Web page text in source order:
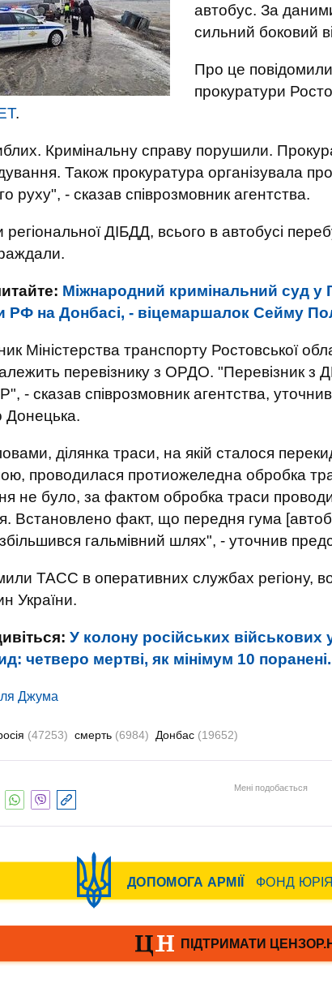
автобус. За
сильний боковий
Про це повідомили
прокуратури
.
Кримінальну справу порушили.
Також прокуратура організувала
руху", - сказав співрозмовник агентства.
ДІБДД, всього в автобусі
Міжнародний кримінальний суд у
РФ на Донбасі, - віцемаршалок Сейму
Міністерства транспорту Ростовської
перевізнику з ОРДО. "Перевізник з
- сказав співрозмовник агентства,
Донецька.
ділянка траси, на якій сталося
проводилася протиожеледна обробка
не було, за фактом обробка траси
Встановлено факт, що передня гума
гальмівний шлях", - уточнив
ТАСС в оперативних службах регіону,
України.
У колону російських військових
четверо мертві, як мінімум 10
Джума
(47253) смерть (6984) Донбас (19652)
Мені подобається